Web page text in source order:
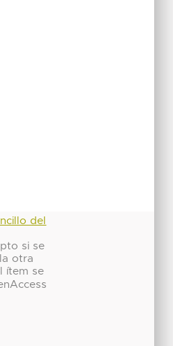
del
si se
otra
ítem se